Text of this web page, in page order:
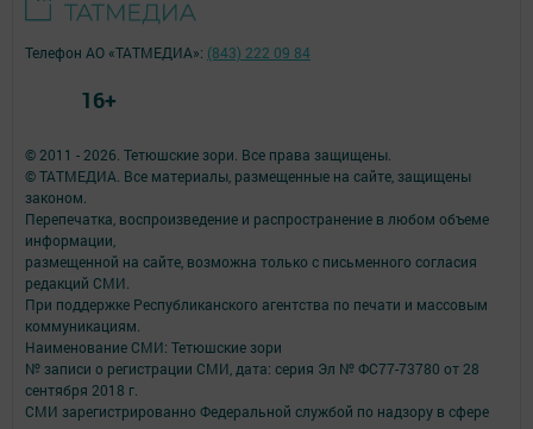
© 2011 - 2026. Тетюшские зори. Все права защищены.
© ТАТМЕДИА. Все материалы, размещенные на сайте, защищены
законом.
Перепечатка, воспроизведение и распространение в любом объеме
информации,
размещенной на сайте, возможна только с письменного согласия
редакций СМИ.
При поддержке Республиканского агентства по печати и массовым
коммуникациям.
Наименование СМИ: Тетюшские зори
№ записи о регистрации СМИ, дата: серия Эл № ФС77-73780 от 28
сентября 2018 г.
СМИ зарегистрированно Федеральной службой по надзору в сфере
Телефон АО «ТАТМЕДИА»: (843) 222 09 84
16+